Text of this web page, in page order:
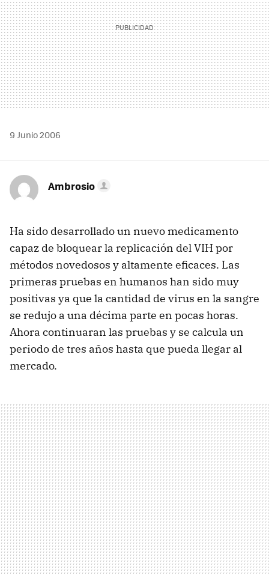
9 Junio 2006
Ambrosio
Ha sido desarrollado un nuevo medicamento
capaz de bloquear la replicación del VIH por
métodos novedosos y altamente eficaces. Las
primeras pruebas en humanos han sido muy
positivas ya que la cantidad de virus en la sangre
se redujo a una décima parte en pocas horas.
Ahora continuaran las pruebas y se calcula un
periodo de tres años hasta que pueda llegar al
mercado.